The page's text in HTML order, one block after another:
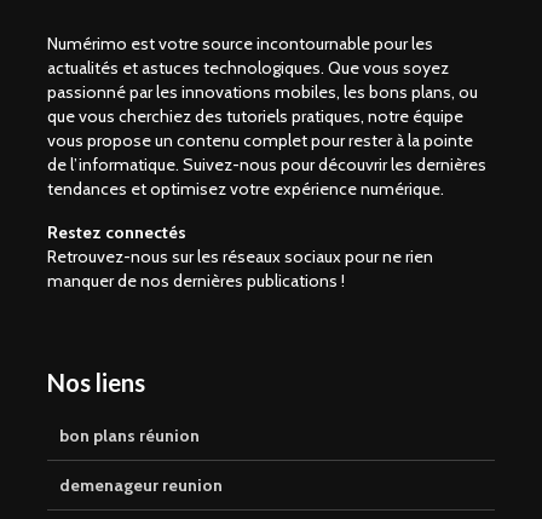
Numérimo est votre source incontournable pour les
actualités et astuces technologiques. Que vous soyez
passionné par les innovations mobiles, les bons plans, ou
que vous cherchiez des tutoriels pratiques, notre équipe
vous propose un contenu complet pour rester à la pointe
de l’informatique. Suivez-nous pour découvrir les dernières
tendances et optimisez votre expérience numérique.
Restez connectés
Retrouvez-nous sur les réseaux sociaux pour ne rien
manquer de nos dernières publications !
Nos liens
bon plans réunion
demenageur reunion